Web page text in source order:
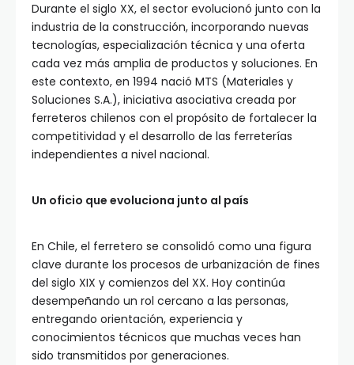
Durante el siglo XX, el sector evolucionó junto con la
industria de la construcción, incorporando nuevas
tecnologías, especialización técnica y una oferta
cada vez más amplia de productos y soluciones. En
este contexto, en 1994 nació MTS (Materiales y
Soluciones S.A.), iniciativa asociativa creada por
ferreteros chilenos con el propósito de fortalecer la
competitividad y el desarrollo de las ferreterías
independientes a nivel nacional.
Un oficio que evoluciona junto al país
En Chile, el ferretero se consolidó como una figura
clave durante los procesos de urbanización de fines
del siglo XIX y comienzos del XX. Hoy continúa
desempeñando un rol cercano a las personas,
entregando orientación, experiencia y
conocimientos técnicos que muchas veces han
sido transmitidos por generaciones.